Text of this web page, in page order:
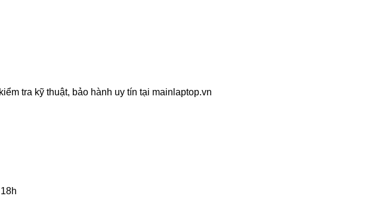
tra kỹ thuật, bảo hành uy tín tại mainlaptop.vn